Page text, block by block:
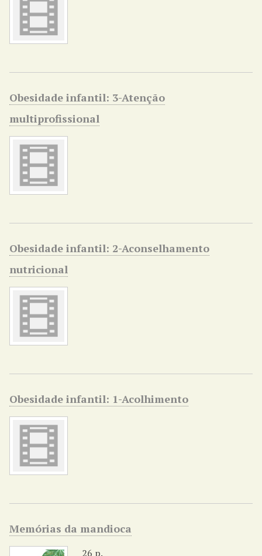
Obesidade infantil: 3-Atenção
multiprofissional
Obesidade infantil: 2-Aconselhamento
nutricional
Obesidade infantil: 1-Acolhimento
Memórias da mandioca
26 p.